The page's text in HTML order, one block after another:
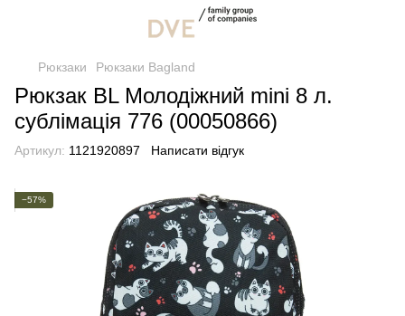
Рюкзаки Рюкзаки Bagland
Рюкзак BL Молодіжний mini 8 л.
сублімація 776 (00050866)
Артикул: 1121920897 Написати відгук
−57%